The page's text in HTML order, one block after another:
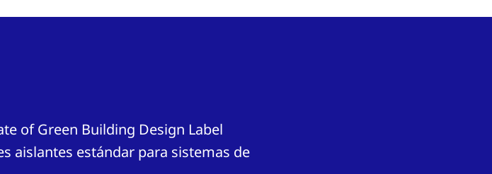
of Green Building Design Label
aislantes estándar para sistemas de